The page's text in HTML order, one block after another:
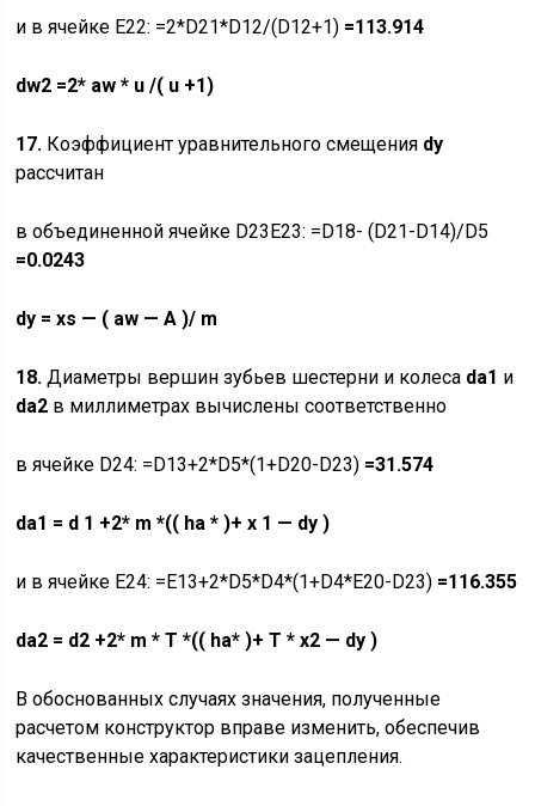
и в ячейке E22: =2*D21*D12/(D12+1) =113.914
dw2 =2* aw * u /( u +1)
17. Коэффициент уравнительного смещения dy
рассчитан
в объединенной ячейке D23E23: =D18- (D21-D14)/D5
=0.0243
dy = xs — ( aw — A )/ m
18. Диаметры вершин зубьев шестерни и колеса da1 и
da2 в миллиметрах вычислены соответственно
в ячейке D24: =D13+2*D5*(1+D20-D23) =31.574
da1 = d 1 +2* m *(( ha * )+ x 1 — dy )
и в ячейке E24: =E13+2*D5*D4*(1+D4*E20-D23) =116.355
da2 = d2 +2* m * T *(( ha* )+ T * x2 — dy )
В обоснованных случаях значения, полученные
расчетом конструктор вправе изменить, обеспечив
качественные характеристики зацепления.